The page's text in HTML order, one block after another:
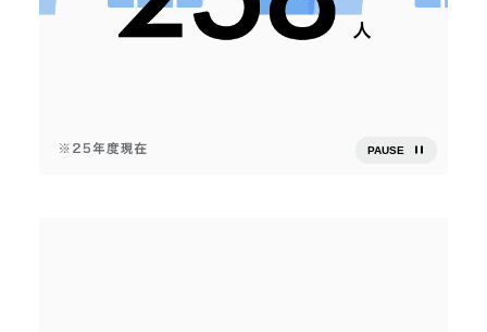
PAUSE